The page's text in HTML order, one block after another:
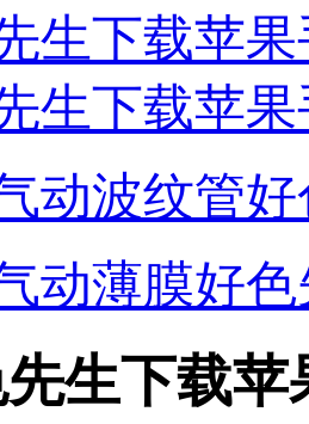
生下载苹
生下载苹
动波纹管
动薄膜好
生下载